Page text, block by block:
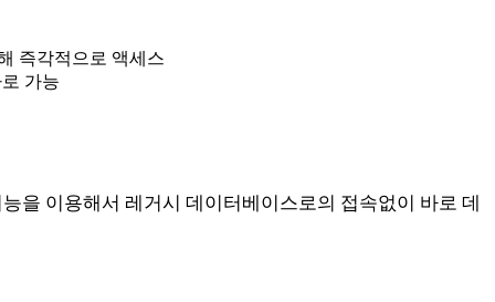
즉각적으로 액세스
가능
을 이용해서 레거시 데이터베이스로의 접속없이 바로 데